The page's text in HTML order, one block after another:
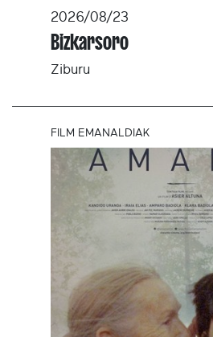
2026/08/23
Bizkarsoro
Ziburu
FILM EMANALDIAK